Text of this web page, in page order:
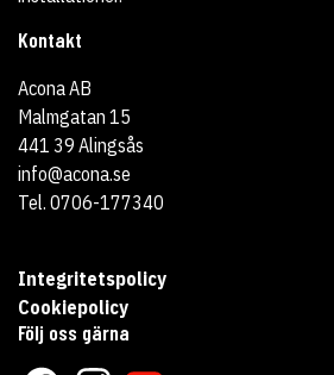
Kontakt
Acona AB
Malmgatan 15
441 39 Alingsås
info@acona.se
Tel. 0706-177340
Integritetspolicy
Cookiepolicy
Följ oss gärna